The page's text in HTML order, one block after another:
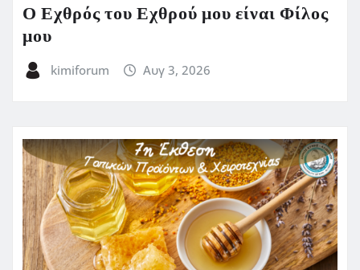
Ο Εχθρός του Εχθρού μου είναι Φίλος
μου
kimiforum Αυγ 3, 2026